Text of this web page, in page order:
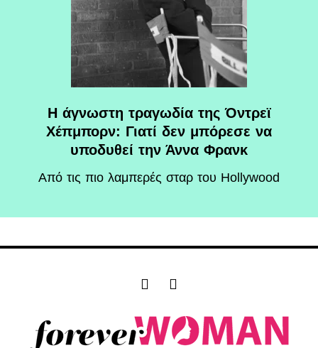
Η άγνωστη τραγωδία της Όντρεϊ
Χέπμπορν: Γιατί δεν μπόρεσε να
υποδυθεί την Άννα Φρανκ
Aπό τις πιο λαμπερές σταρ του Hollywood
F
e
b
I
t
a